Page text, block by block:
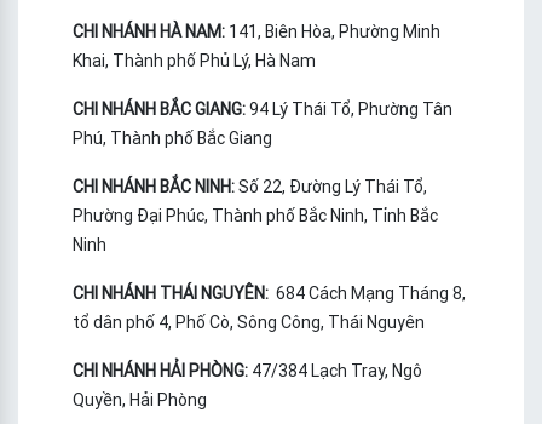
CHI NHÁNH HÀ NAM: 141, Biên Hòa, Phường Minh
Khai, Thành phố Phủ Lý, Hà Nam
CHI NHÁNH BẮC GIANG:94 Lý Thái Tổ, Phường Tân
Phú, Thành phố Bắc Giang
CHI NHÁNH BẮC NINH:Số 22, Đường Lý Thái Tổ,
Phường Đại Phúc, Thành phố Bắc Ninh, Tỉnh Bắc
Ninh
CHI NHÁNH THÁI NGUYÊN: 684 Cách Mạng Tháng 8,
tổ dân phố 4, Phố Cò, Sông Công, Thái Nguyên
CHI NHÁNH HẢI PHÒNG: 47/384 Lạch Tray, Ngô
Quyền, Hải Phòng